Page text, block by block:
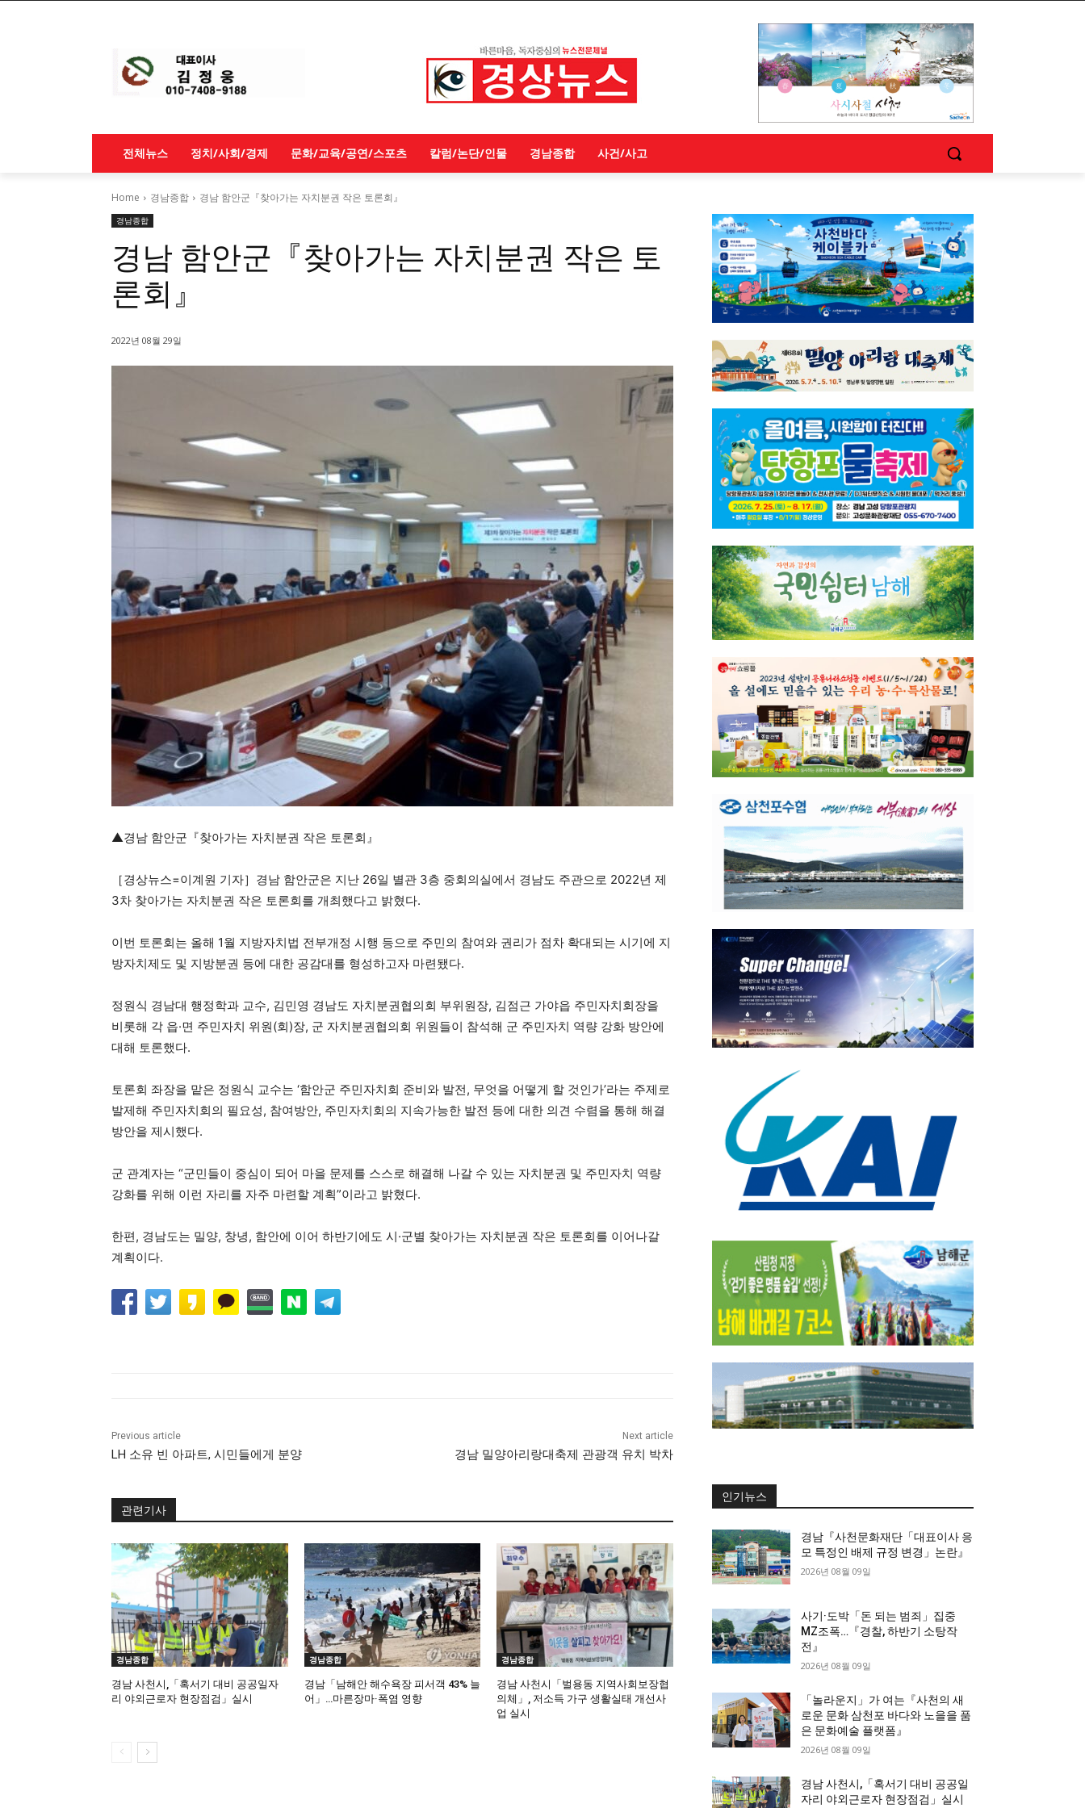
전체뉴스 정치/사회/경제 문화/교육/공연/스포츠 칼럼/논단/인물 경남종합 사건/사고
Home 경남종합 경남 함안군『찾아가는 자치분권 작은 토론회』
경남종합
경남 함안군『찾아가는 자치분권 작은 토
론회』
2022년 08월 29일
▲경남 함안군『찾아가는 자치분권 작은 토론회』
［경상뉴스=이계원 기자］경남 함안군은 지난 26일 별관 3층 중회의실에서 경남도 주관으로 2022년 제
3차 찾아가는 자치분권 작은 토론회를 개최했다고 밝혔다.
이번 토론회는 올해 1월 지방자치법 전부개정 시행 등으로 주민의 참여와 권리가 점차 확대되는 시기에 지
방자치제도 및 지방분권 등에 대한 공감대를 형성하고자 마련됐다.
정원식 경남대 행정학과 교수, 김민영 경남도 자치분권협의회 부위원장, 김점근 가야읍 주민자치회장을
비롯해 각 읍·면 주민자치 위원(회)장, 군 자치분권협의회 위원들이 참석해 군 주민자치 역량 강화 방안에
대해 토론했다.
토론회 좌장을 맡은 정원식 교수는 ‘함안군 주민자치회 준비와 발전, 무엇을 어떻게 할 것인가’라는 주제로
발제해 주민자치회의 필요성, 참여방안, 주민자치회의 지속가능한 발전 등에 대한 의견 수렴을 통해 해결
방안을 제시했다.
군 관계자는 “군민들이 중심이 되어 마을 문제를 스스로 해결해 나갈 수 있는 자치분권 및 주민자치 역량
강화를 위해 이런 자리를 자주 마련할 계획”이라고 밝혔다.
한편, 경남도는 밀양, 창녕, 함안에 이어 하반기에도 시·군별 찾아가는 자치분권 작은 토론회를 이어나갈
계획이다.
Previous article
LH 소유 빈 아파트, 시민들에게 분양
Next article
경남 밀양아리랑대축제 관광객 유치 박차
관련기사
경남종합
경남 사천시,「혹서기 대비 공공일자
리 야외근로자 현장점검」실시
경남종합
경남「남해안 해수욕장 피서객 43% 늘
어」…마른장마·폭염 영향
경남종합
경남 사천시「벌용동 지역사회보장협
의체」, 저소득 가구 생활실태 개선사
업 실시
인기뉴스
경남『사천문화재단「대표이사 응
모 특정인 배제 규정 변경」논란』
2026년 08월 09일
사기·도박「돈 되는 범죄」집중
MZ조폭…『경찰, 하반기 소탕작
전』
2026년 08월 09일
「놀라운지」가 여는『사천의 새
로운 문화 삼천포 바다와 노을을 품
은 문화예술 플랫폼』
2026년 08월 09일
경남 사천시,「혹서기 대비 공공일
자리 야외근로자 현장점검」실시